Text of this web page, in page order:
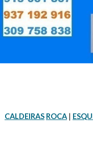
CALDEIRAS ROCA |